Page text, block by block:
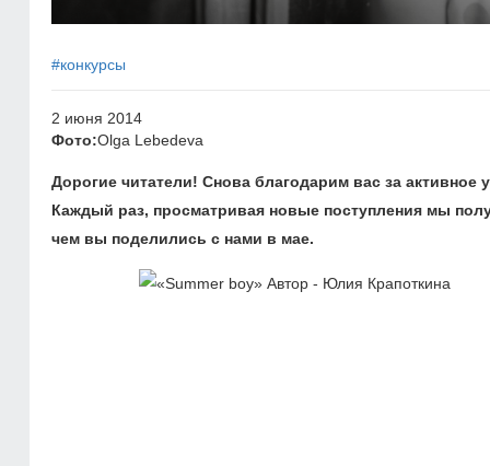
#конкурсы
2 июня 2014
Фото:Olga Lebedeva
Дорогие читатели! Снова благодарим вас за
Каждый раз, просматривая новые поступления мы
чем вы поделились с нами в мае.